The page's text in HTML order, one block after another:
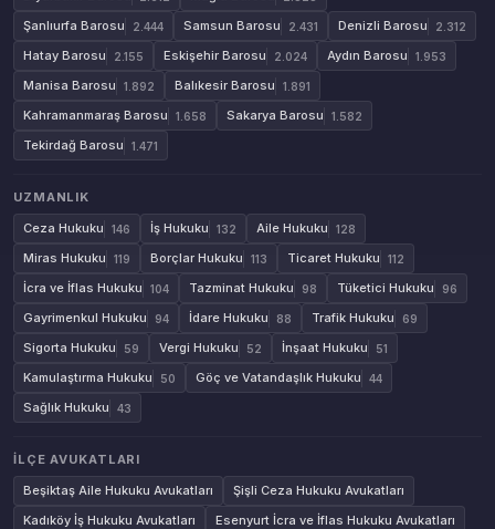
Şanlıurfa Barosu 2.444 Samsun Barosu 2.431 Denizli Barosu 2.312
Hatay Barosu 2.155 Eskişehir Barosu 2.024 Aydın Barosu 1.953
Manisa Barosu 1.892 Balıkesir Barosu 1.891
Kahramanmaraş Barosu 1.658 Sakarya Barosu 1.582
Tekirdağ Barosu 1.471
UZMANLIK
Ceza Hukuku
146 İş Hukuku 132 Aile Hukuku 128
Miras Hukuku 119 Borçlar Hukuku 113 Ticaret Hukuku 112
İcra ve İflas Hukuku 104 Tazminat Hukuku 98 Tüketici Hukuku 96
Gayrimenkul Hukuku 94 İdare Hukuku 88 Trafik Hukuku 69
Sigorta Hukuku 59 Vergi Hukuku 52 İnşaat Hukuku 51
Kamulaştırma Hukuku 50 Göç ve Vatandaşlık Hukuku 44
Sağlık Hukuku 43
İLÇE AVUKATLARI
Beşiktaş Aile Hukuku Avukatları
Şişli Ceza Hukuku Avukatları
Kadıköy İş Hukuku Avukatları
Esenyurt İcra ve İflas Hukuku Avukatları